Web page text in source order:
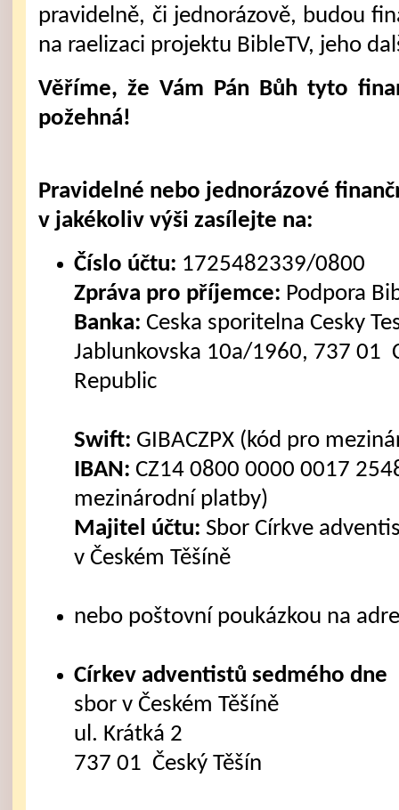
pravidelně, či jednorázově, budou
na raelizaci projektu BibleTV, jeho
Věříme, že Vám Pán Bůh tyto
požehná!
Pravidelné nebo jednorázové
v jakékoliv výši zasílejte na:
Číslo účtu: 1725482339/0800
Zpráva pro příjemce: Podpora
Banka: Ceska sporitelna Cesky
Jablunkovska 10a/1960, 737 01
Republic
Swift: GIBACZPX (kód pro
IBAN: CZ14 0800 0000 0017
mezinárodní platby)
Majitel účtu: Sbor Církve
v Českém Těšíně
nebo poštovní poukázkou na
Církev adventistů sedmého dne
sbor v Českém Těšíně
ul. Krátká 2
737 01 Český Těšín